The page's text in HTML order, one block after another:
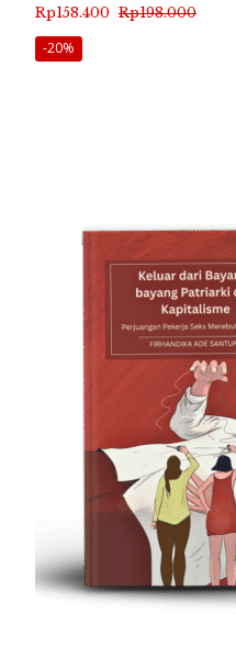
Rp198.000
Harga
aslinya
Rp158.400
Harga
saat
-20%